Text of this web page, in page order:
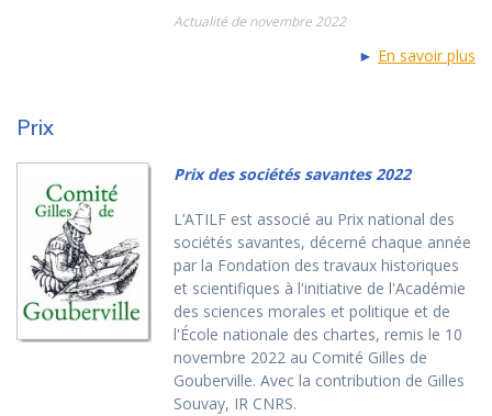
Actualité de novembre 2022
► En savoir plus
Prix
Prix des sociétés savantes 2022
L’ATILF est associé au Prix national des
sociétés savantes, décerné chaque année
par la Fondation des travaux historiques
et scientifiques à l'initiative de l'Académie
des sciences morales et politique et de
l'École nationale des chartes, remis le 10
novembre 2022 au Comité Gilles de
Gouberville. Avec la contribution de Gilles
Souvay, IR CNRS.